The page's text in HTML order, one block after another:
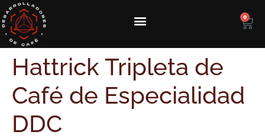
0
Hattrick Tripleta de
Café de Especialidad
DDC